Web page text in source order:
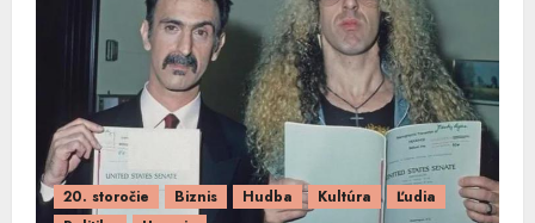
20. storočie Biznis Hudba Kultúra
Ľudia